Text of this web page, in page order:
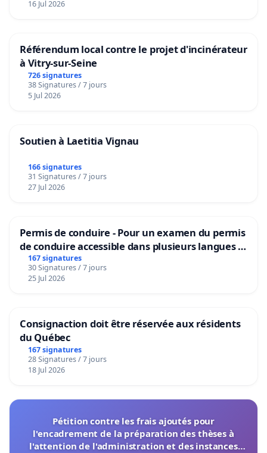
16 Jul 2026
Référendum local contre le projet d'incinérateur
à Vitry-sur-Seine
726 signatures
38 Signatures / 7 jours
5 Jul 2026
Soutien à Laetitia Vignau
166 signatures
31 Signatures / 7 jours
27 Jul 2026
Permis de conduire - Pour un examen du permis
de conduire accessible dans plusieurs langues à
Bruxelles
167 signatures
30 Signatures / 7 jours
25 Jul 2026
Consignaction doit être réservée aux résidents
du Québec
167 signatures
28 Signatures / 7 jours
18 Jul 2026
Pétition contre les frais ajoutés pour
l'encadrement de la préparation des thèses à
l'attention de l'administration et des instances